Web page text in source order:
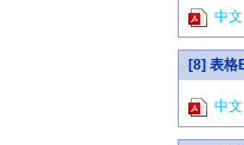
中文
[8] 表格
中文